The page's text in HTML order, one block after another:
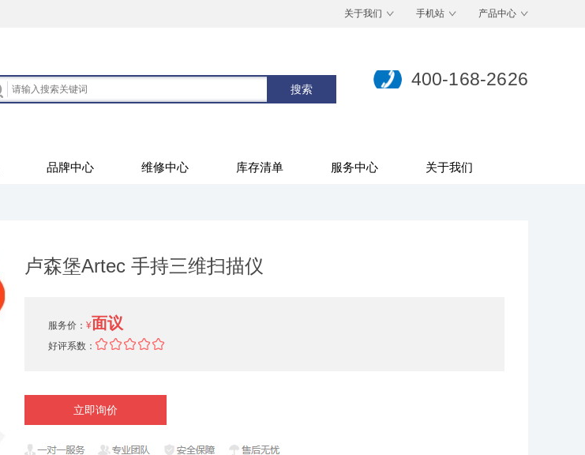
关于我们 手机站 产品中心
400-168-2626
品牌中心 维修中心 库存清单 服务中心 关于我们
卢森堡Artec 手持三维扫描仪
服务价： ¥面议
好评系数：
立即询价